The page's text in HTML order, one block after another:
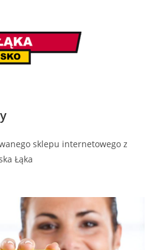
sklepu internetowego z
Łąka